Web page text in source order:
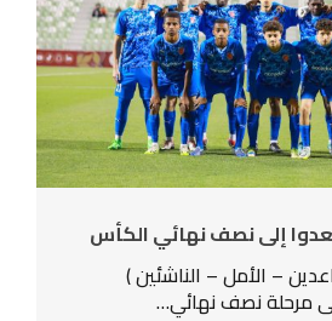
إلى نصف نهائي الكأس
– الأمل – الناشئين )
مرحلة نصف نهائي…